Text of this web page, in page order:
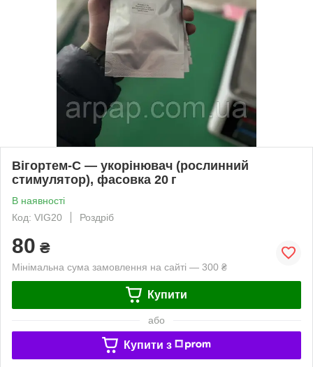
Вігортем‑С — укорінювач (рослинний
стимулятор), фасовка 20 г
В наявності
Код: VIG20
Роздріб
80 ₴
Мінімальна сума замовлення на сайті — 300 ₴
Купити
або
Купити з